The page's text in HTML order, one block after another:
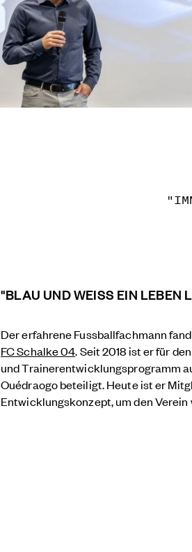
"BLAU UND WEISS EIN LEBEN
Der erfahrene Fussballfachmann
FC Schalke 04. Seit 2018 ist er für
und Trainerentwicklungsprogramm
Ouédraogo beteiligt. Heute ist er
Entwicklungskonzept, um den